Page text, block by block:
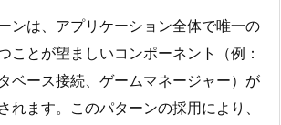
ンは、アプリケーション全体で唯一の
ことが望ましいコンポーネント（例：
ベース接続、ゲームマネージャー）が
れます。このパターンの採用により、